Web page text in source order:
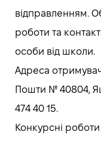
відправленням.
роботи та
особи від школи.
Адреса
Пошти № 40804,
474 40 15.
Конкурсні